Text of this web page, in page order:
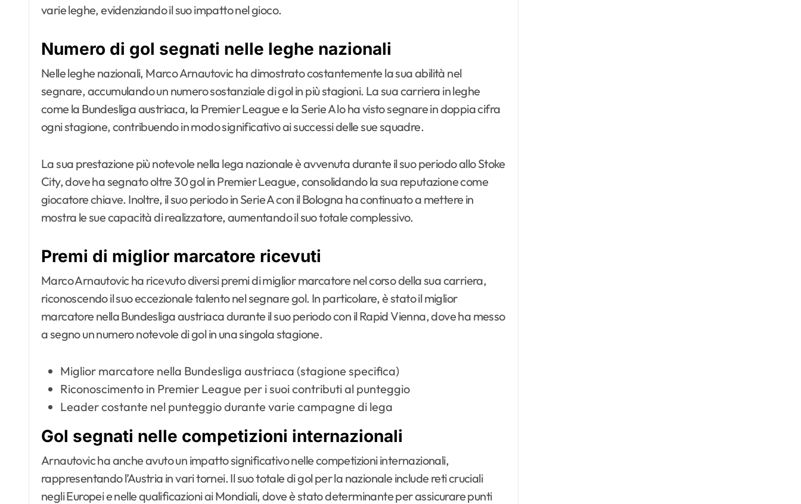
varie leghe, evidenziando il suo impatto nel gioco.
Numero di gol segnati nelle leghe nazionali
Nelle leghe nazionali, Marco Arnautovic ha dimostrato costantemente la sua abilità nel
segnare, accumulando un numero sostanziale di gol in più stagioni. La sua carriera in leghe
come la Bundesliga austriaca, la Premier League e la Serie A lo ha visto segnare in doppia cifra
ogni stagione, contribuendo in modo significativo ai successi delle sue squadre.
La sua prestazione più notevole nella lega nazionale è avvenuta durante il suo periodo allo Stoke
City, dove ha segnato oltre 30 gol in Premier League, consolidando la sua reputazione come
giocatore chiave. Inoltre, il suo periodo in Serie A con il Bologna ha continuato a mettere in
mostra le sue capacità di realizzatore, aumentando il suo totale complessivo.
Premi di miglior marcatore ricevuti
Marco Arnautovic ha ricevuto diversi premi di miglior marcatore nel corso della sua carriera,
riconoscendo il suo eccezionale talento nel segnare gol. In particolare, è stato il miglior
marcatore nella Bundesliga austriaca durante il suo periodo con il Rapid Vienna, dove ha messo
a segno un numero notevole di gol in una singola stagione.
Miglior marcatore nella Bundesliga austriaca (stagione specifica)
Riconoscimento in Premier League per i suoi contributi al punteggio
Leader costante nel punteggio durante varie campagne di lega
Gol segnati nelle competizioni internazionali
Arnautovic ha anche avuto un impatto significativo nelle competizioni internazionali,
rappresentando l’Austria in vari tornei. Il suo totale di gol per la nazionale include reti cruciali
negli Europei e nelle qualificazioni ai Mondiali, dove è stato determinante per assicurare punti